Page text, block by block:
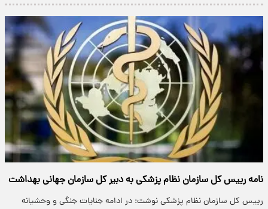
نامه رییس کل سازمان نظام پزشکی به دبیر کل سازمان جهانی بهداشت
رییس کل سازمان نظام پزشکی نوشت: در ادامه جنایات جنگی و وحشیانه